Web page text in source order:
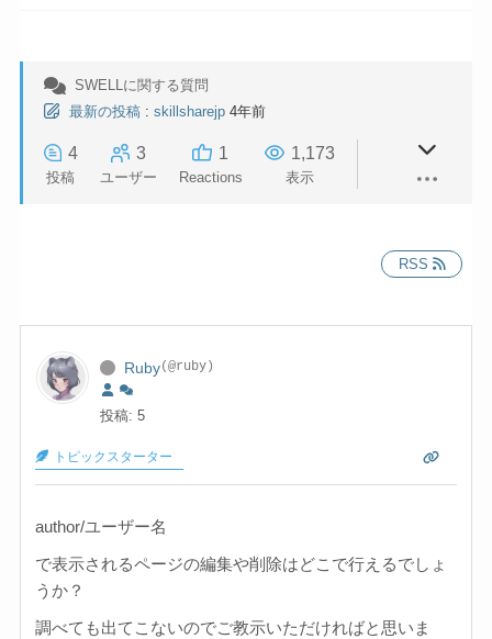
SWELLに関する質問
最新の投稿 : skillsharejp 4年前
4
投稿
3
ユーザー
1
Reactions
1,173
表示
RSS
Ruby(@ruby)
投稿: 5
トピックスターター
author/ユーザー名
で表示されるページの編集や削除はどこで行えるでしょ
うか？
調べても出てこないのでご教示いただければと思いま